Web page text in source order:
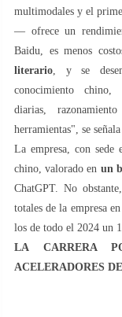
multimodales y el
— ofrece un
Baidu, es menos
literario , y se
conocimiento chino,
diarias,
herramientas", se
La empresa, con
chino, valorado en un
ChatGPT. No
totales de la empresa
los de todo el 2024 un
LA CARRERA
ACELERADORES